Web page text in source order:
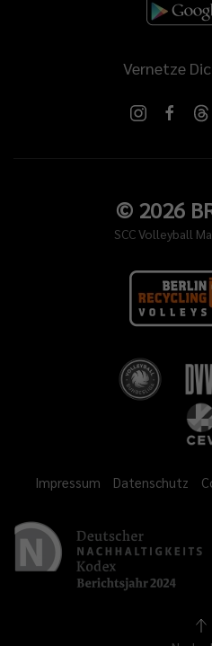
Vernetze
© 2026
SCC Volleyball
Impressum Datenschutz